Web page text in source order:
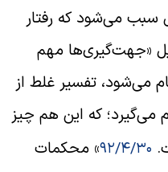
می‌شود که رفتار
مهم
تفسیر غلط از
که این هم چیز
۹۲/۴/۳۰» محکمات